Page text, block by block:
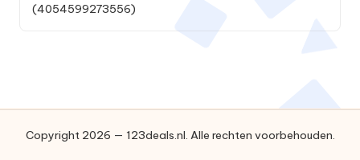
(4054599273556)
Copyright 2026 — 123deals.nl. Alle rechten voorbehouden.